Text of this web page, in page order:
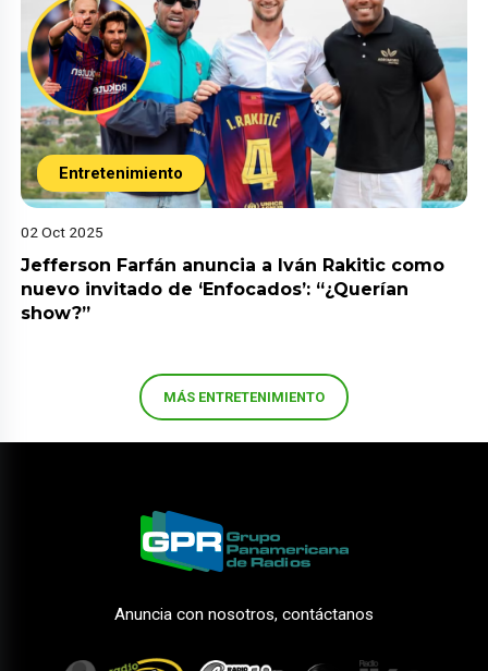
Entretenimiento
02 Oct 2025
Jefferson Farfán anuncia a Iván Rakitic como
nuevo invitado de ‘Enfocados’: “¿Querían
show?”
MÁS ENTRETENIMIENTO
Anuncia con nosotros, contáctanos